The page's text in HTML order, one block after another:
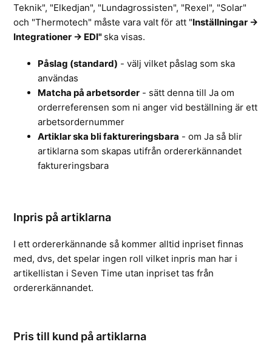
Teknik", "Elkedjan", "Lundagrossisten", "Rexel", "Solar"
och "Thermotech" måste vara valt för att "Inställningar ->
Integrationer -> EDI" ska visas.
Påslag (standard) - välj vilket påslag som ska
användas
Matcha på arbetsorder - sätt denna till Ja om
orderreferensen som ni anger vid beställning är ett
arbetsordernummer
Artiklar ska bli faktureringsbara - om Ja så blir
artiklarna som skapas utifrån ordererkännandet
faktureringsbara
Inpris på artiklarna
I ett ordererkännande så kommer alltid inpriset finnas
med, dvs, det spelar ingen roll vilket inpris man har i
artikellistan i Seven Time utan inpriset tas från
ordererkännandet.
Pris till kund på artiklarna